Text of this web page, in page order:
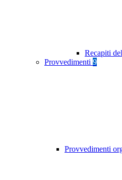
Recapiti
Provvedimenti 9
Provvedimenti